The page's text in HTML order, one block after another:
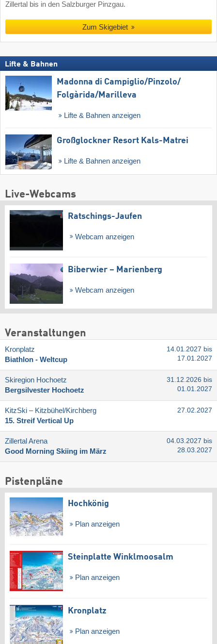
Zillertal bis in den Salzburger Pinzgau.
Zum Skigebiet
Lifte & Bahnen
Madonna di Campiglio/​Pinzolo/​
Folgàrida/​Marilleva
Lifte & Bahnen anzeigen
Großglockner Resort Kals-Matrei
Lifte & Bahnen anzeigen
Live-Webcams
Ratschings-Jaufen
Webcam anzeigen
Biberwier – Marienberg
Webcam anzeigen
Veranstaltungen
Kronplatz
Biathlon - Weltcup
14.01.2027 bis
17.01.2027
Skiregion Hochoetz
Bergsilvester Hochoetz
31.12.2026 bis
01.01.2027
KitzSki – Kitzbühel/​Kirchberg
15. Streif Vertical Up
27.02.2027
Zillertal Arena
Good Morning Skiing im März
04.03.2027 bis
28.03.2027
Pistenpläne
Hochkönig
Plan anzeigen
Steinplatte Winklmoosalm
Plan anzeigen
Kronplatz
Plan anzeigen